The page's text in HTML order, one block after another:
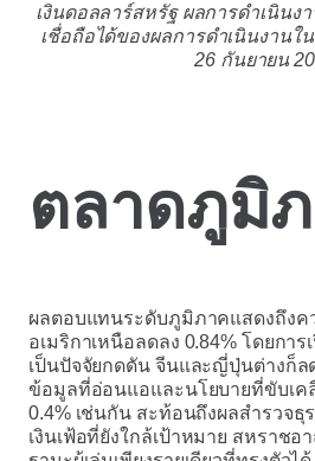
เงินดอลลาร์สหรัฐ ผลการดำเนินง
เชื่อถือได้ของผลการดำเนินงาน
26 กันยายน
ตลาดภูมิ
ผลตอบแทนระดับภูมิภาคแสดงถึงค
อเมริกาเหนือลดลง 0.84% โดยกา
เป็นปัจจัยกดดัน จีนและญี่ปุ่นต่างก็ล
ข้อมูลที่อ่อนแอและนโยบายที่ขับเค
0.4% เช่นกัน สะท้อนถึงผลสำรวจธุ
เงินเฟ้อที่ยังใกล้เป้าหมาย สหราชอ